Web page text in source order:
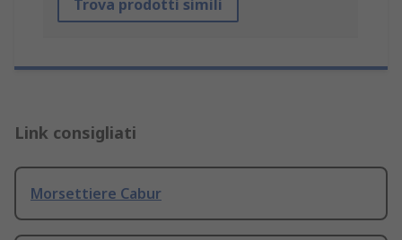
Trova prodotti simili
Link consigliati
Morsettiere Cabur